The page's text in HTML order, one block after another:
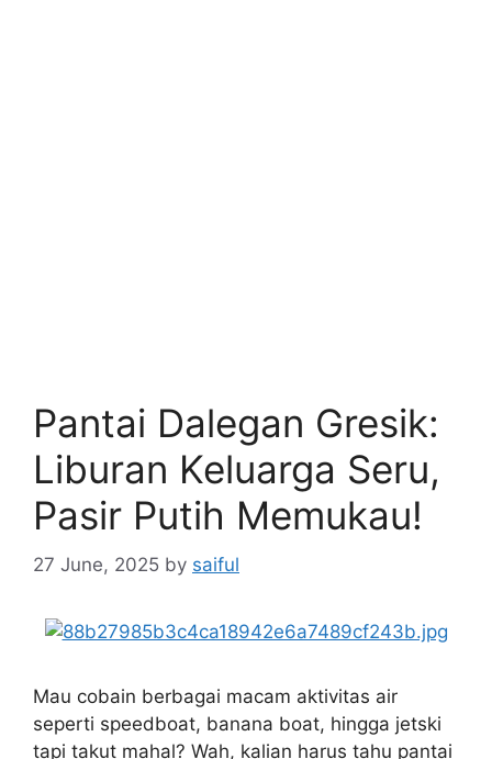
Pantai Dalegan Gresik:
Liburan Keluarga Seru,
Pasir Putih Memukau!
27 June, 2025 by saiful
Mau cobain berbagai macam aktivitas air
seperti speedboat, banana boat, hingga jetski
tapi takut mahal? Wah, kalian harus tahu pantai